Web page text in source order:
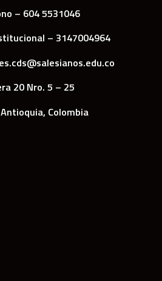
– 604 5531046
– 3147004964
20 Nro. 5 – 25
Colombia